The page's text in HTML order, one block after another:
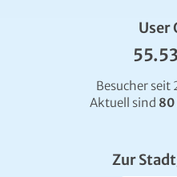
User
Besucher seit
Aktuell sind 80
Zur